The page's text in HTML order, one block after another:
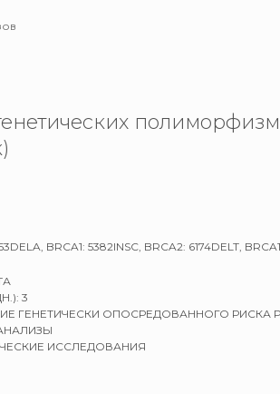
BRCA1: 5382INSC, BRCA2: 6174DELT,
3
ГЕНЕТИЧЕСКИ ОПОСРЕДОВАННОГО
ИССЛЕДОВАНИЯ